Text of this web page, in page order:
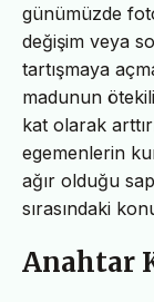
günümüzde
değişim veya
tartışmaya
madunun
kat olarak
egemenlerin
ağır olduğu
sırasındaki
Anahtar